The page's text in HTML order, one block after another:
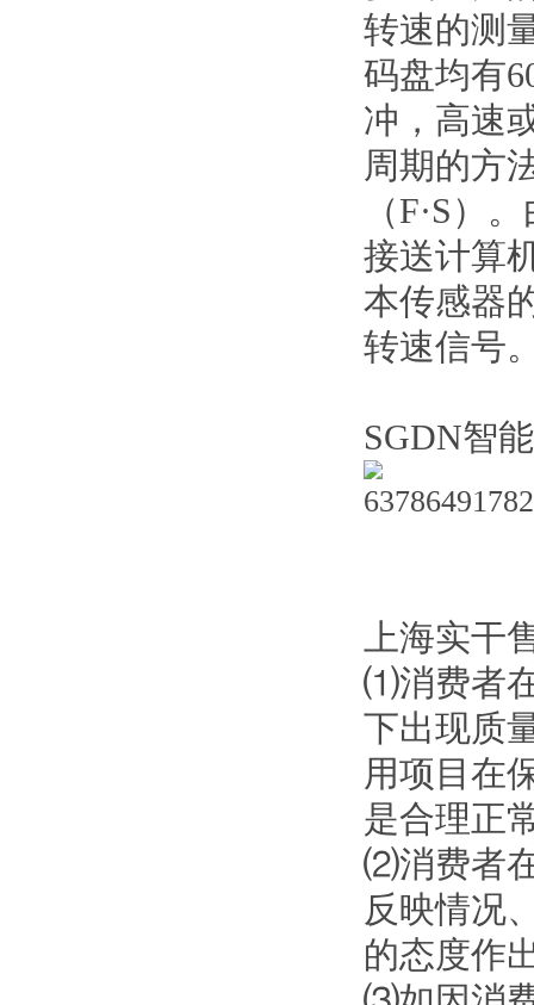
转速的测
码盘均有
冲，高速
周期的方
（F·S）
接送计算
本传感器
转速信号
SGDN智
上海实干
⑴消费者
下出现质
用项目在
是合理正
⑵消费者
反映情况
的态度作